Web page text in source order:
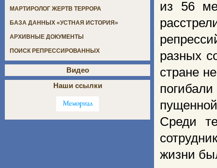
из 56
разных
стране
Среди
жизни
МАРТИРОЛОГ ЖЕРТВ ТЕРРОРА
БАЗА ДАННЫХ «УСТНАЯ ИСТОРИЯ»
АРХИВНЫЕ ДОКУМЕНТЫ
ПОИСК РЕПРЕССИРОВАННЫХ
Видео
Наши ссылки